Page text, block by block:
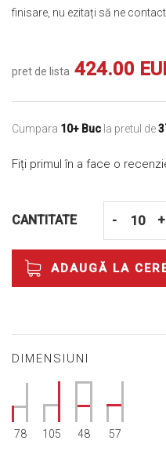
finisare, nu ezitați să ne
pret de lista 424.00
Cumpara 10+ Buc la pretul de
Fiți primul în a face o
CANTITATE - +
ADAUGĂ LA
DIMENSIUNI
78 105 48 57